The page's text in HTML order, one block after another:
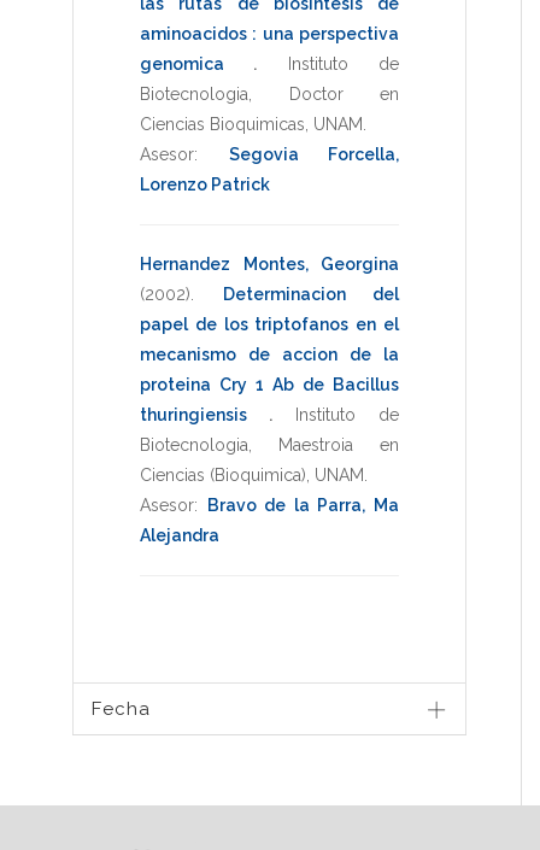
aminoacidos : una perspectiva
genomica .
Instituto de
Biotecnologia
Doctor en
Ciencias Bioquimicas UNAM
Asesor: Segovia Forcella,
Lorenzo Patrick
Hernandez Montes, Georgina
(2002)
Determinacion del
papel de los triptofanos en el
mecanismo de accion de la
proteina Cry 1 Ab de Bacillus
thuringiensis .
Instituto de
Biotecnologia
Maestroia en
Ciencias (Bioquimica) UNAM
Asesor: Bravo de la Parra, Ma
Alejandra
Fecha